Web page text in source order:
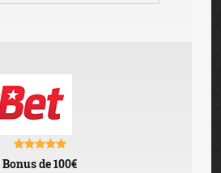
Bonus de 100€